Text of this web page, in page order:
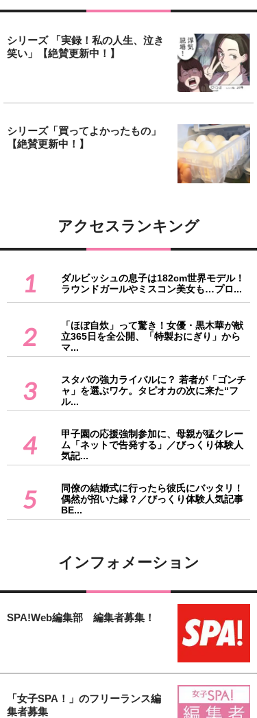
シリーズ 「実録！私の人生、泣き
笑い」【絶賛更新中！】
シリーズ「買ってよかったもの」
【絶賛更新中！】
アクセスランキング
1
ダルビッシュの息子は182cm世界モデル！
ラウンドガールやミスコン美女も…プロ...
2
「ほぼ自炊」って驚き！女優・黒木華が献
立365日を全公開、「特製おにぎり」から
マ...
3
スタバの強力ライバルに？ 若者が「ゴンチ
ャ」を選ぶワケ。タピオカの次に来た“フ
ル...
4
甲子園の応援強制参加に、母親が猛クレー
ム「ネットで告発する」／びっくり体験人
気記...
5
同僚の結婚式に行ったら彼氏にバッタリ！
偶然が招いた縁？／びっくり体験人気記事
BE...
インフォメーション
SPA!Web編集部 編集者募集！
「女子SPA！」のフリーランス編
集者募集